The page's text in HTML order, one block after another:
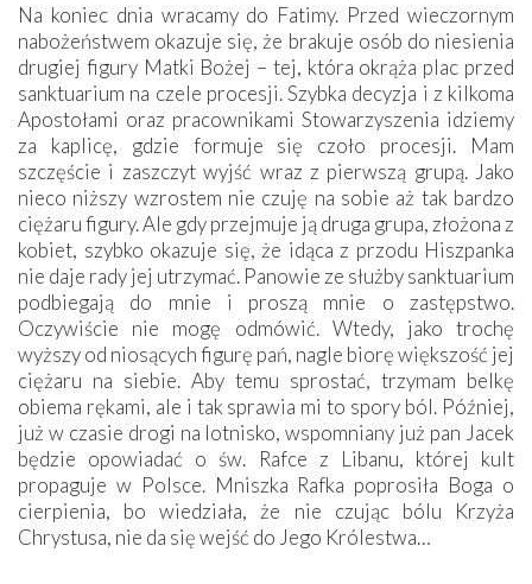
Na koniec dnia wracamy do Fatimy. Przed wieczornym
nabożeństwem okazuje się, że brakuje osób do niesienia
drugiej figury Matki Bożej – tej, która okrąża plac przed
sanktuarium na czele procesji. Szybka decyzja i z kilkoma
Apostołami oraz pracownikami Stowarzyszenia idziemy
za kaplicę, gdzie formuje się czoło procesji. Mam
szczęście i zaszczyt wyjść wraz z pierwszą grupą. Jako
nieco niższy wzrostem nie czuję na sobie aż tak bardzo
ciężaru figury. Ale gdy przejmuje ją druga grupa, złożona z
kobiet, szybko okazuje się, że idąca z przodu Hiszpanka
nie daje rady jej utrzymać. Panowie ze służby sanktuarium
podbiegają do mnie i proszą mnie o zastępstwo.
Oczywiście nie mogę odmówić. Wtedy, jako trochę
wyższy od niosących figurę pań, nagle biorę większość jej
ciężaru na siebie. Aby temu sprostać, trzymam belkę
obiema rękami, ale i tak sprawia mi to spory ból. Później,
już w czasie drogi na lotnisko, wspomniany już pan Jacek
będzie opowiadać o św. Rafce z Libanu, której kult
propaguje w Polsce. Mniszka Rafka poprosiła Boga o
cierpienia, bo wiedziała, że nie czując bólu Krzyża
Chrystusa, nie da się wejść do Jego Królestwa…